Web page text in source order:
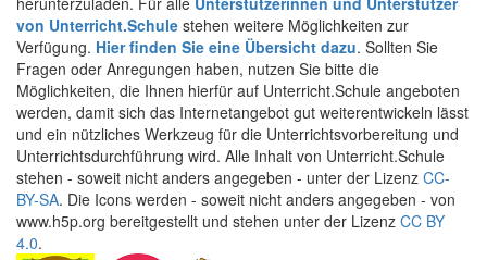
von Unterricht.Schule stehen weitere Möglichkeiten zur
Verfügung. Hier finden Sie eine Übersicht dazu. Sollten Sie
Fragen oder Anregungen haben, nutzen Sie bitte die
Möglichkeiten, die Ihnen hierfür auf Unterricht.Schule angeboten
werden, damit sich das Internetangebot gut weiterentwickeln lässt
und ein nützliches Werkzeug für die Unterrichtsvorbereitung und
Unterrichtsdurchführung wird. Alle Inhalt von Unterricht.Schule
stehen - soweit nicht anders angegeben - unter der Lizenz CC-
BY-SA. Die Icons werden - soweit nicht anders angegeben - von
www.h5p.org bereitgestellt und stehen unter der Lizenz CC BY
4.0.